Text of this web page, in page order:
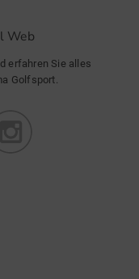
Web
erfahren Sie alles
Golfsport.